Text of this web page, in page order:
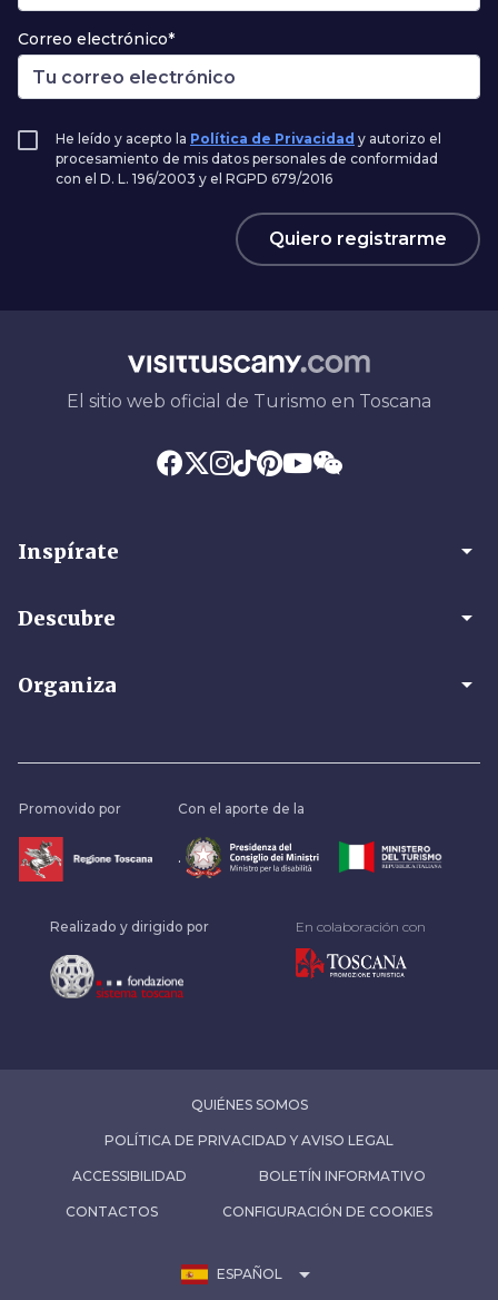
Correo electrónico*
He leído y acepto la Política de Privacidad y autorizo el
procesamiento de mis datos personales de conformidad
con el D. L. 196/2003 y el RGPD 679/2016
Quiero registrarme
El sitio web oficial de Turismo en Toscana
Inspírate arrow_drop_down
Descubre arrow_drop_down
Organiza arrow_drop_down
Promovido por Con el aporte de la
.
Realizado y dirigido por En colaboración con
QUIÉNES SOMOS
POLÍTICA DE PRIVACIDAD Y AVISO LEGAL
ACCESSIBILIDAD BOLETÍN INFORMATIVO
CONTACTOS CONFIGURACIÓN DE COOKIES
ESPAÑOL arrow_drop_down